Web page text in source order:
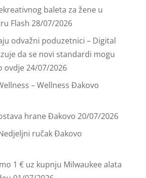
baleta za žene u
Flash 28/07/2026
odvažni poduzetnici – Digital
da se novi standardi mogu
ovdje24/07/2026
– Wellness Đakovo
hrane Đakovo 20/07/2026
ručak Đakovo
1 € uz kupnju Milwaukee alata